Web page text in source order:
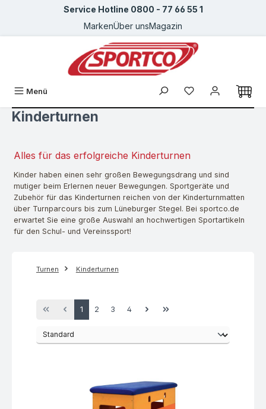
Zum Hauptinhalt springenService Hotline 0800 - 77 66 55 1
MarkenÜber unsMagazin
Menü Du hast 0
Kinderturnen
Alles für das erfolgreiche Kinderturnen
Kinder haben einen sehr großen Bewegungsdrang und sind
mutiger beim Erlernen neuer Bewegungen. Sportgeräte und
Zubehör für das Kinderturnen reichen von der Kinderturnmatten
über Turnparcours bis zum Lüneburger Stegel. Bei sportco.de
erwartet Sie eine große Auswahl an hochwertigen Sportartikeln
für den Schul- und Vereinssport!
Turnen Kinderturnen
Seite
1 Seite
2 Seite
3 Seite
4